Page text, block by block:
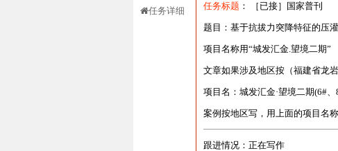
任务详细 任务标题 ： ［已接］国家普刊
题目：基于抗拔力突降特征的压
项目名称用“城发汇金.望境二期”
文章如果涉及地区按（福建省龙
项目名：城发汇金·望境二期(6#
案例按地区写，用上面的项目名称
跟进情况：正在写作